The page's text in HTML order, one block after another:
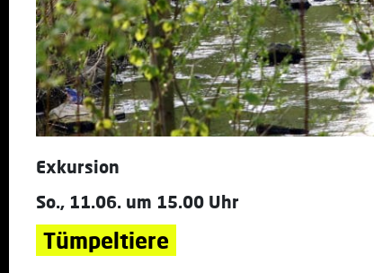
Exkursion
So., 11.06. um 15.00 Uhr
Tümpeltiere